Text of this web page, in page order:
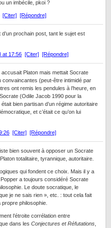
un imbécile, pkoi ?
[Citer] [Répondre]
prochain post, tant le sujet est
at 17:56 [Citer] [Répondre]
Platon mais mettait Socrate
(peut-être intimidé par
ont remis les pendules à l’heure, en
(Odile Jacob 1990 pour la
était bien partisan d’un régime autoritaire
et c’était ce qu’on lui
[Citer] [Répondre]
bien souvent à opposer un Socrate
totalitaire, tyrannique, autoritaire.
qui fondent ce choix. Mais il y a
a toujours considéré Socrate
Le doute socratique, le
je ne sais rien », etc. : tout cela fait
philosophie.
l’étroite corrélation entre
dans les Conjectures et Réfutations